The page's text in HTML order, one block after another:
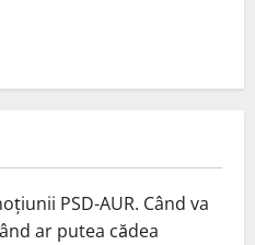
PSD-AUR. Când va
ar putea cădea